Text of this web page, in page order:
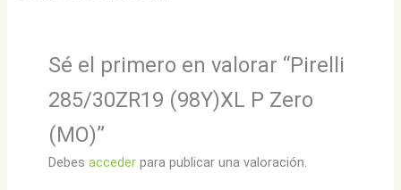
Sé el primero en valorar “Pirelli
285/30ZR19 (98Y)XL P Zero
(MO)”
Debes accederpara publicar una valoración.